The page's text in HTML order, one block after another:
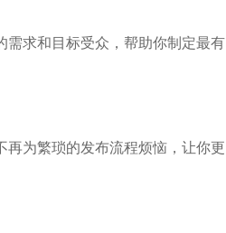
需求和目标受众，帮助你制定最有
为繁琐的发布流程烦恼，让你更